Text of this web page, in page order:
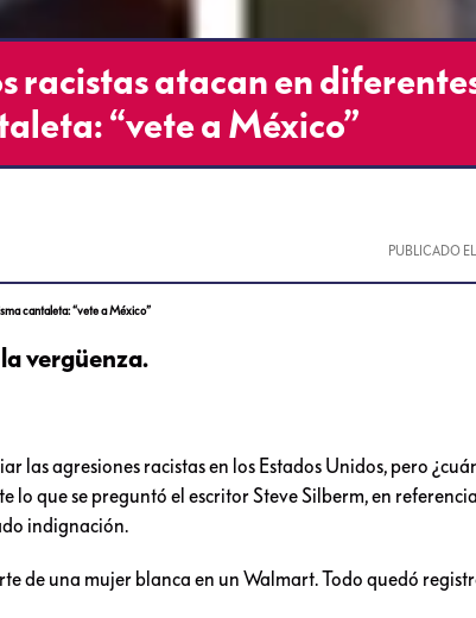
racistas atacan en
“vete a México”
PUBLICADO
cantaleta: “vete a México”
vergüenza.
las agresiones racistas en los Estados Unidos, pero
lo que se preguntó el escritor Steve Silberm, en
indignación.
de una mujer blanca en un Walmart. Todo quedó